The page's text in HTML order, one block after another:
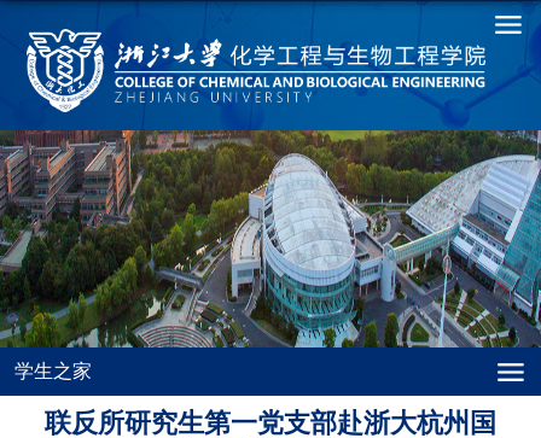
学生之家
联反所研究生第一党支部赴浙大杭州国